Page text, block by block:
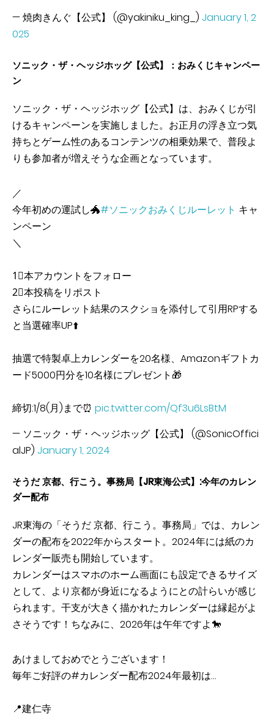
— 焼肉きんぐ【公式】 (@yakiniku_king_) January 1, 2
025
ソニック・ザ・ヘッジホッグ【公式】：おみくじキャンペー
ン
ソニック・ザ・ヘッジホッグ【公式】は、おみくじが引
けるキャンペーンを実施しました。お正月の浮き立つ気
持ちとゲーム性のあるコンテンツの相乗効果で、普段よ
りも参加者が増えそうな企画となっています。
／
今年初めの運試し🐲#ソニックおみくじルーレット キャ
ンペーン
＼
1⃣本アカウントをフォロー
2⃣本投稿をリポスト
さらにルーレット結果のスクショを添付して引用RPする
と当選確率UP⬆️
抽選で特製卓上カレンダーを20名様、Amazonギフトカ
ード5000円分を10名様にプレゼント🎁
締切:1/8(月)まで⏰ pic.twitter.com/Qf3u6LsBtM
— ソニック・ザ・ヘッジホッグ【公式】 (@SonicOffici
alJP) January 1, 2024
そうだ 京都、行こう。事務局【JR東海公式】:今年のカレン
ダー配布
JR東海の「そうだ 京都、行こう。事務局」では、カレン
ダーの配布を2022年からスタート。2024年には紙のカ
レンダー販売も開始しています。
カレンダーはスマホのホーム画面にも設定できるサイズ
として、より京都が身近になるようにとの計らいが感じ
られます。干支が大きく描かれたカレンダーは縁起がよ
さそうです！ちなみに、2026年は午年ですよ🐎
あけましておめでとうございます！
毎年ご好評の#カレンダー配布2024年最初は…
📍建仁寺